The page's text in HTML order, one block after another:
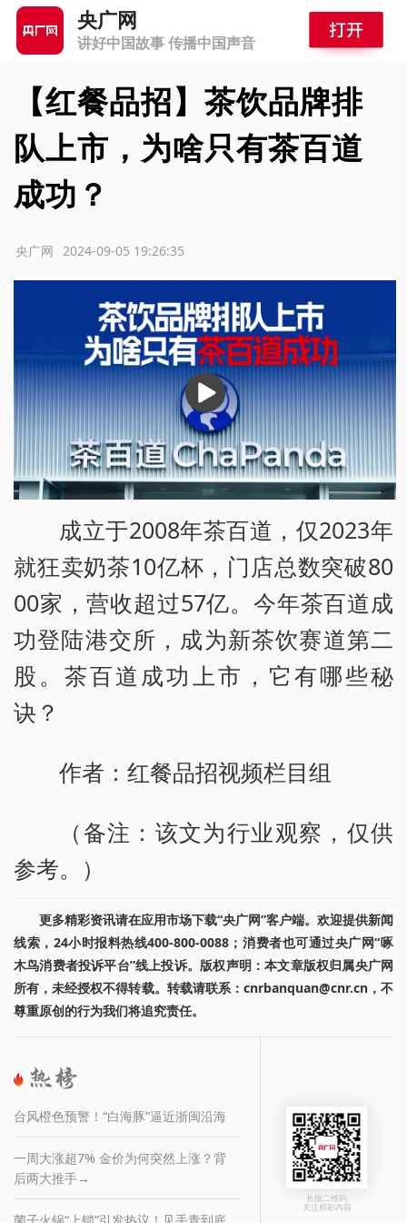
央广网
讲好中国故事 传播中国声音
【红餐品招】茶饮品牌排
队上市，为啥只有茶百道
成功？
2024-09-05 19:26:35
央广网
播
放
成立于2008年茶百道，仅2023年
就狂卖奶茶10亿杯，门店总数突破80
00家，营收超过57亿。今年茶百道成
功登陆港交所，成为新茶饮赛道第二
股。茶百道成功上市，它有哪些秘
诀？
作者：红餐品招视频栏目组
（备注：该文为行业观察，仅供
参考。）
更多精彩资讯请在应用市场下载“央广网”客户端。欢迎提供新闻
线索，24小时报料热线400-800-0088；消费者也可通过央广网“啄
木鸟消费者投诉平台”线上投诉。版权声明：本文章版权归属央广网
所有，未经授权不得转载。转载请联系：cnrbanquan@cnr.cn，不
尊重原创的行为我们将追究责任。
台风橙色预警！“白海豚”逼近浙闽沿海
一周大涨超7% 金价为何突然上涨？背
后两大推手→
长按二维码
关注精彩内容